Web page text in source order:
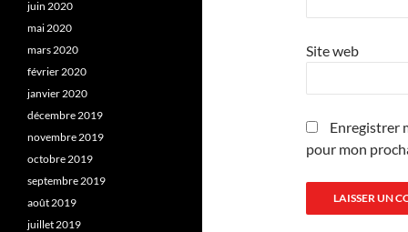
Site web
Enregistrer
pour mon
juin 2020
mai 2020
mars 2020
février 2020
janvier 2020
décembre 2019
novembre 2019
octobre 2019
septembre 2019
août 2019
juillet 2019